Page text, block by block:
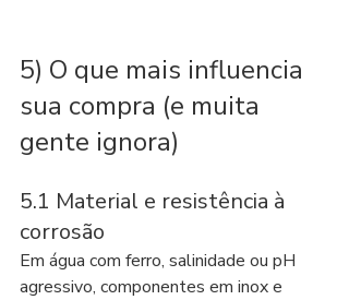
5) O que mais influencia
sua compra (e muita
gente ignora)
5.1 Material e resistência à
corrosão
Em água com ferro, salinidade ou pH
agressivo, componentes em inox e